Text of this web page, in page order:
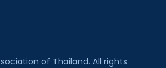
of Thailand. All rights